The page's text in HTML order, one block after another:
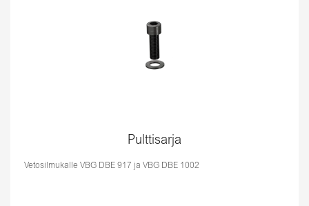
Pulttisarja
Vetosilmukalle VBG DBE 917 ja VBG DBE 1002